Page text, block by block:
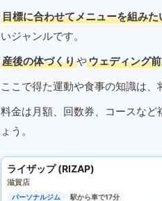
目標に合わせてメニューを組みた
いジャンルです。
産後の体づくりやウェディング前
ここで得た運動や食事の知識は、
料金は月額、回数券、コースな
ょう。
ライザップ (RIZAP)
滋賀店
パーソナルジム
駅から車で17分